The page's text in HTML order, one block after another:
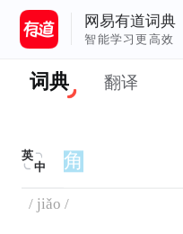
网易有道词典
智能学习更高效
词典 翻译
英
中
/ jiǎo /